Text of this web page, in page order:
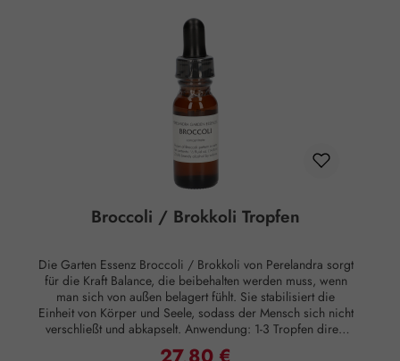
Lebensmittel und haben keine direkte, nach klassisch
wissenschaftlichen Maßstäben nachgewiesene Wirkung auf
Körper oder Psyche. Alle Aussagen beziehen sich
ausschließlich auf energetische Aspekte wie Aura,
Meridiane, Chakren etc.
Broccoli / Brokkoli Tropfen
Die Garten Essenz Broccoli / Brokkoli von Perelandra sorgt
für die Kraft Balance, die beibehalten werden muss, wenn
man sich von außen belagert fühlt. Sie stabilisiert die
Einheit von Körper und Seele, sodass der Mensch sich nicht
verschließt und abkapselt. Anwendung: 1-3 Tropfen direkt
unter die Zunge geben oder in Wasser eintropfen.